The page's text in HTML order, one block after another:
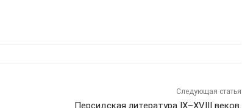
Следующая статья
Персидская литература IX–XVIII веков.